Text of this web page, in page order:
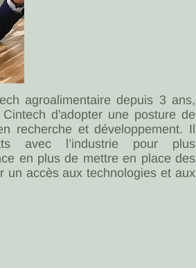
agroalimentaire depuis 3 ans,
d'adopter une posture de
recherche et développement. Il
avec l’industrie pour plus
en plus de mettre en place des
un accès aux technologies et aux